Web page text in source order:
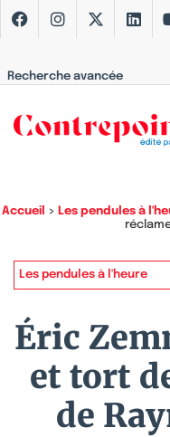
Recherche avancée
Accueil > Les pendules à
Les pendules à l'heure
Éric
et tort
de